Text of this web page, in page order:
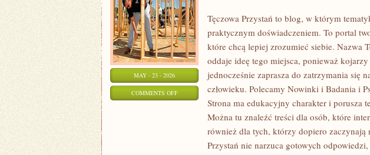
MAY - 23 - 2026
COMMENTS OFFON
PSYCHOTERAPIA
Tęczowa Przystań to blog, w którym
praktycznym doświadczeniem. To portal
które chcą lepiej zrozumieć siebie. Nazwa
oddaje ideę tego miejsca, ponieważ
jednocześnie zaprasza do zatrzymania się
człowieku. Polecamy Nowinki i Badania i
Strona ma edukacyjny charakter i porusza
Można tu znaleźć treści dla osób, które
również dla tych, którzy dopiero zaczynają
Przystań nie narzuca gotowych